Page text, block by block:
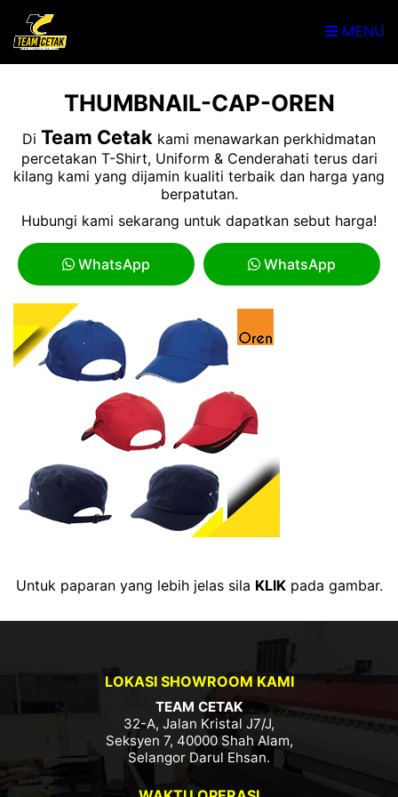
MENU
THUMBNAIL-CAP-OREN
Di Team Cetak kami menawarkan perkhidmatan
percetakan T-Shirt, Uniform & Cenderahati terus dari
kilang kami yang dijamin kualiti terbaik dan harga yang
berpatutan.
Hubungi kami sekarang untuk dapatkan sebut harga!
WhatsApp WhatsApp
Untuk paparan yang lebih jelas sila KLIKpada gambar.
LOKASI SHOWROOM KAMI
TEAM CETAK
32-A, Jalan Kristal J7/J,
Seksyen 7, 40000 Shah Alam,
Selangor Darul Ehsan.